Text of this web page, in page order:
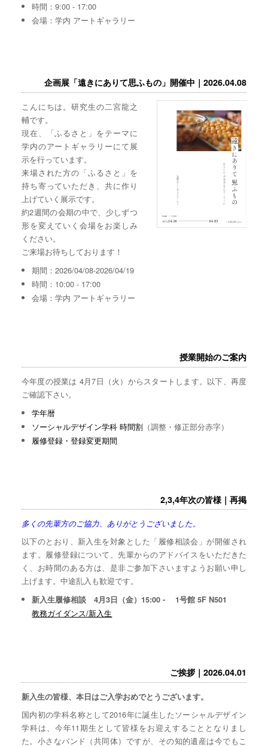
時間：9:00 - 17:00
会場：学内 アートギャラリー
企画展「遠きにありて思ふもの」開催中｜2026.04.08
こんにちは。研究生の二宮龍之
輔です。
現在、「ふるさと」をテーマに
学内のアートギャラリーにて展
示を行っています。
来場された方の「ふるさと」を
持ち寄っていただき、共に作り
上げていく展示です。
約2週間の会期の中で、少しずつ
形を変えていく会場をお楽しみ
ください。
ご来場お待ちしております！
期間：2026/04/08-2026/04/19
時間：10:00 - 17:00
会場：学内 アートギャラリー
授業開始のご案内
今年度の授業は 4月7日（火）からスタートします。以下、再度
ご確認下さい。
学年暦
ソーシャルデザイン学科 時間割 （調整・修正部分赤字）
履修登録・登録変更期間
2,3,4年次の皆様｜再掲
多くの先輩方のご協力、ありがとうございました。
以下のとおり、新入生を対象とした「履修相談会」が開催され
ます。履修登録について、先輩からのアドバイスをいただきた
く、お時間のある方は、是非ご参加下さいますようお願い申し
上げます。中途乱入も歓迎です。
新入生履修相談 4月3日（金）15:00 - 1号館 5F N501
教務ガイダンス/新入生
ご挨拶｜2026.04.01
新入生の皆様、本日はご入学おめでとうございます。
国内初の学科名称として2016年に誕生したソーシャルデザイン
学科は、今年11期生として皆様をお迎えすることとなりまし
た。小さなバンド（共同体）ですが、その知的遺産は今でもこ